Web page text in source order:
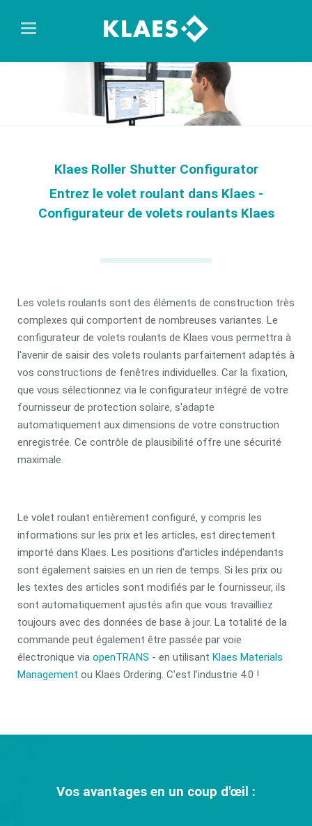
Klaes Roller Shutter Configurator
Entrez le volet roulant dans Klaes -
Configurateur de volets roulants Klaes
Les volets roulants sont des éléments de construction très
complexes qui comportent de nombreuses variantes. Le
configurateur de volets roulants de Klaes vous permettra à
l'avenir de saisir des volets roulants parfaitement adaptés à
vos constructions de fenêtres individuelles. Car la fixation,
que vous sélectionnez via le configurateur intégré de votre
fournisseur de protection solaire, s'adapte
automatiquement aux dimensions de votre construction
enregistrée. Ce contrôle de plausibilité offre une sécurité
maximale.
Le volet roulant entièrement configuré, y compris les
informations sur les prix et les articles, est directement
importé dans Klaes. Les positions d'articles indépendants
sont également saisies en un rien de temps. Si les prix ou
les textes des articles sont modifiés par le fournisseur, ils
sont automatiquement ajustés afin que vous travailliez
toujours avec des données de base à jour. La totalité de la
commande peut également être passée par voie
électronique via openTRANS - en utilisant Klaes Materials
Management ou Klaes Ordering. C'est l'industrie 4.0 !
Vos avantages en un coup d'œil :